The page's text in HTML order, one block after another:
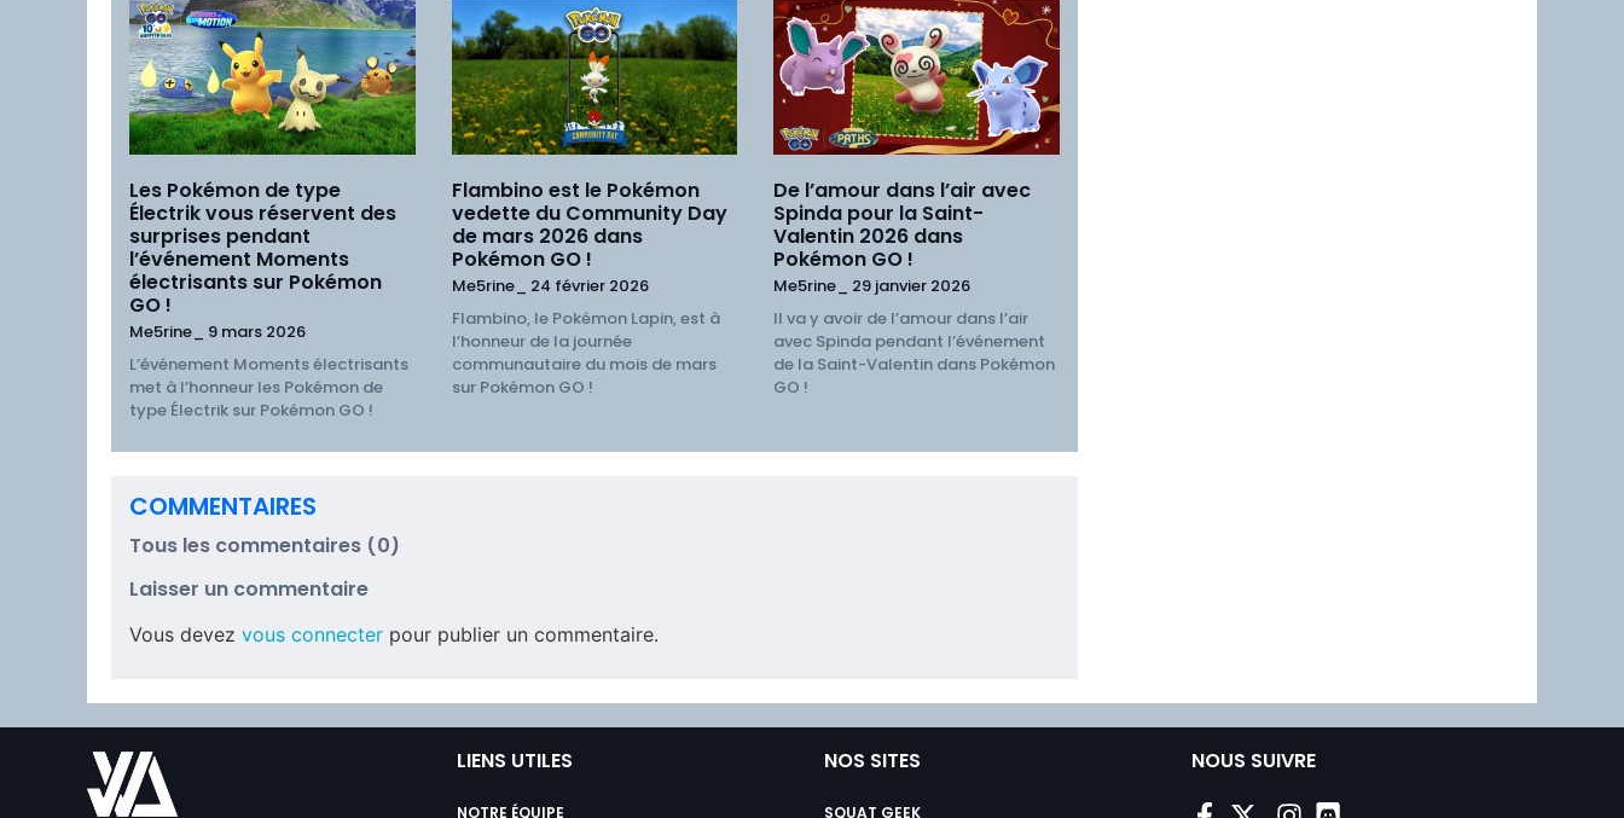
Les Pokémon de type
Électrik vous réservent des
surprises pendant
l’événement Moments
électrisants sur Pokémon
GO !
Me5rine_ 9 mars 2026
L’événement Moments électrisants
met à l’honneur les Pokémon de
type Électrik sur Pokémon GO !
Flambino est le Pokémon
vedette du Community Day
de mars 2026 dans
Pokémon GO !
Me5rine_ 24 février 2026
Flambino, le Pokémon Lapin, est à
l’honneur de la journée
communautaire du mois de mars
sur Pokémon GO !
De l’amour dans l’air avec
Spinda pour la Saint-
Valentin 2026 dans
Pokémon GO !
Me5rine_ 29 janvier 2026
Il va y avoir de l’amour dans l’air
avec Spinda pendant l’événement
de la Saint-Valentin dans Pokémon
GO !
COMMENTAIRES
Tous les commentaires (0)
Laisser un commentaire
Vous devez vous connecter pour publier un commentaire.
LIENS UTILES
NOTRE ÉQUIPE
NOS SITES
SQUAT GEEK
NOUS SUIVRE